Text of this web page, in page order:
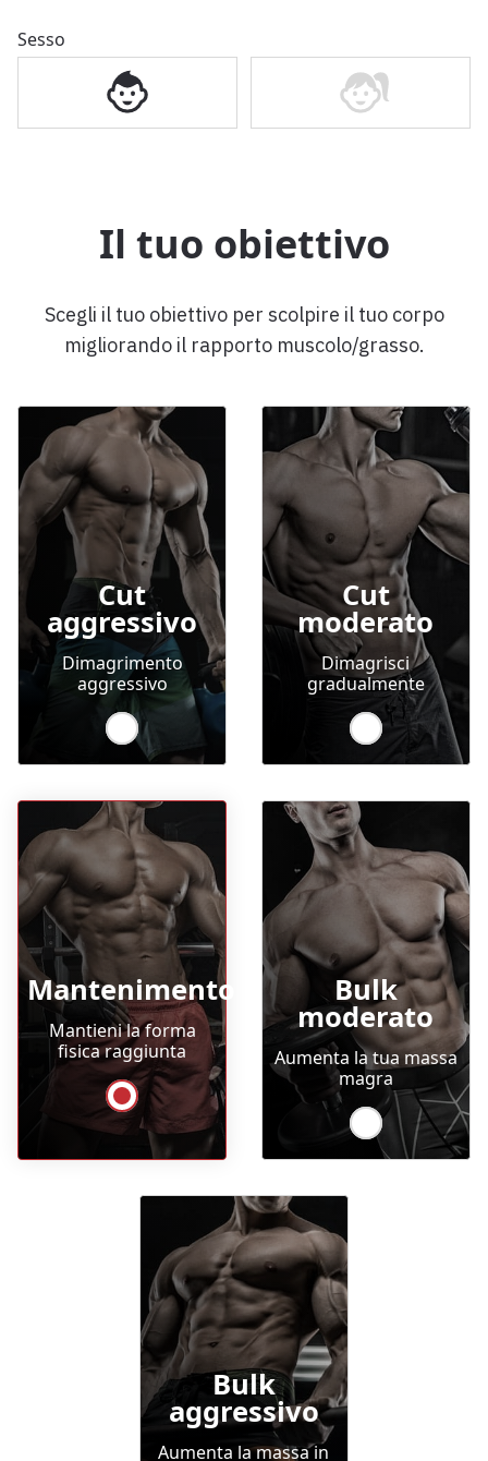
Sesso
Il tuo obiettivo
Scegli il tuo obiettivo per scolpire il tuo corpo
migliorando il rapporto muscolo/grasso.
Cut
aggressivo
Dimagrimento
aggressivo
Cut
moderato
Dimagrisci
gradualmente
Mantenimento
Mantieni la forma
fisica raggiunta
Bulk
moderato
Aumenta la tua massa
magra
Bulk
aggressivo
Aumenta la massa in